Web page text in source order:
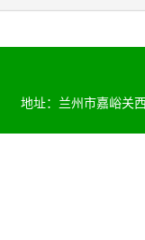
地址：兰州市嘉峪